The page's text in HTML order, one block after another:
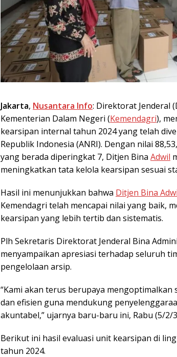
Jakarta, Nusantara Info: Direktorat Jenderal
Kementerian Dalam Negeri (Kemendagri),
kearsipan internal tahun 2024 yang telah
Republik Indonesia (ANRI). Dengan nilai
yang berada diperingkat 7, Ditjen Bina Adwil
meningkatkan tata kelola kearsipan sesuai
Hasil ini menunjukkan bahwa Ditjen Bina
Kemendagri telah mencapai nilai yang baik,
kearsipan yang lebih tertib dan sistematis.
Plh Sekretaris Direktorat Jenderal Bina
menyampaikan apresiasi terhadap seluruh
pengelolaan arsip.
“Kami akan terus berupaya
dan efisien guna mendukung
akuntabel,” ujarnya baru-baru ini, Rabu (5/2/
Berikut ini hasil evaluasi unit kearsipan di
tahun 2024.